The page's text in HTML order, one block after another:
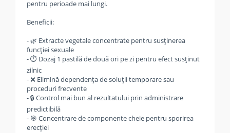
pentru perioade mai lungi.
Beneficii:
- 🌿 Extracte vegetale concentrate pentru susținerea
funcției sexuale
- ⏱️ Dozaj 1 pastilă de două ori pe zi pentru efect susținut
zilnic
- ❌ Elimină dependența de soluții temporare sau
proceduri frecvente
- 🔒 Control mai bun al rezultatului prin administrare
predictibilă
- 🎯 Concentrare de componente cheie pentru sporirea
erecției